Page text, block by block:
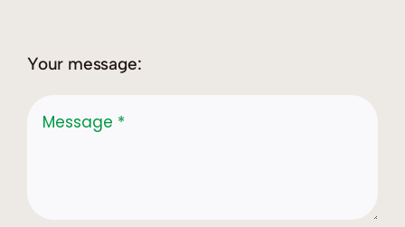
Your message: